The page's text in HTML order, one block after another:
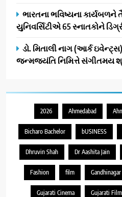
ભારતના ભવિષ્યના કાર્યબળને
યુનિવર્સિટીએ 65 સ્નાતકોને
ડો. મિતાલી નાગ (આર્ક ઇવેન્ટ્સ)
જન્મજયંતિ નિમિત્તે સંગીતમય
2026 Ahmedabad
Bicharo Bachelor bUSINESS
Dhruvin Shah Dr Aashita Jain
Fashion film Gandhinagar
Gujarati Cinema Gujarati Film